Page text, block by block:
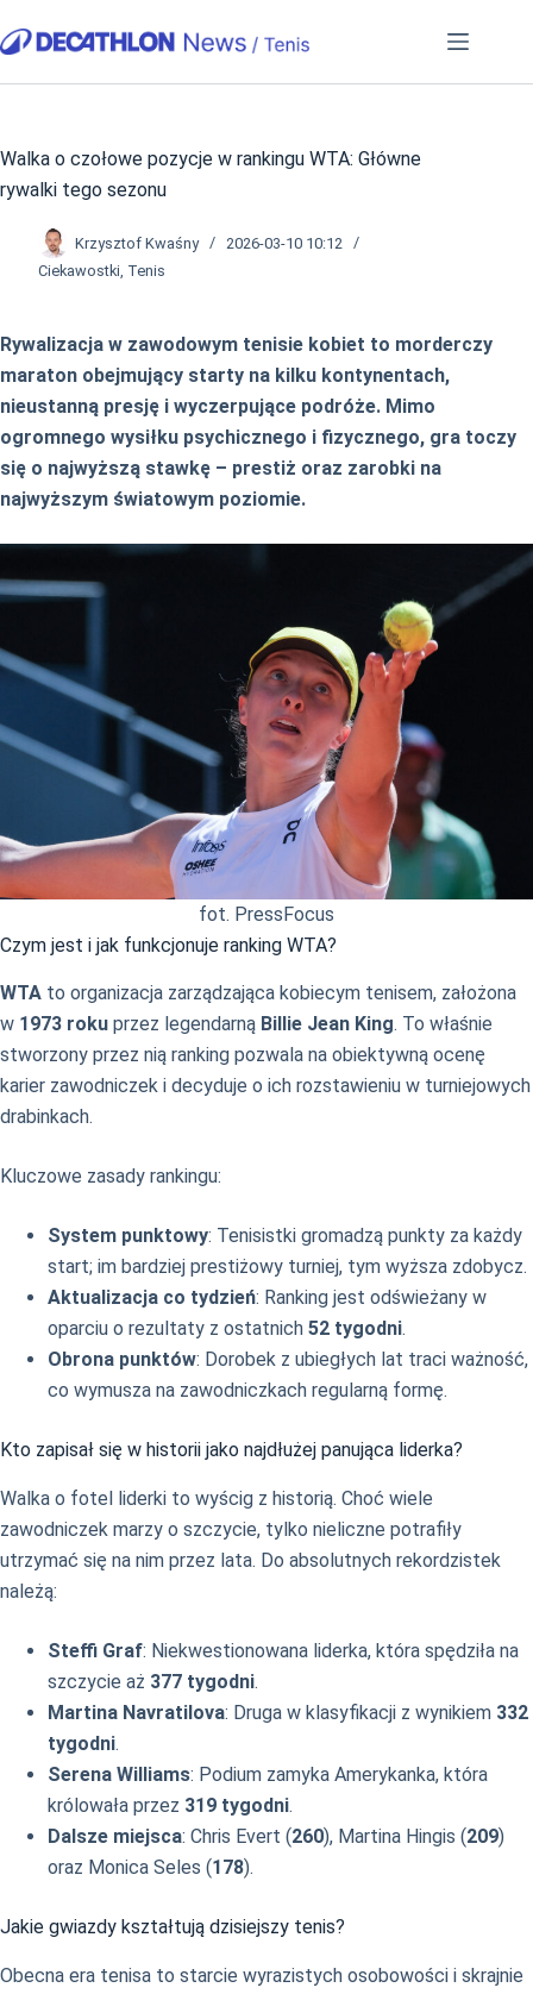
do
Walka o czołowe pozycje w rankingu WTA: Główne
rywalki tego sezonu
Krzysztof Kwaśny
2026-03-10 10:12
Ciekawostki, Tenis
Rywalizacja w zawodowym tenisie kobiet to morderczy
maraton obejmujący starty na kilku kontynentach,
nieustanną presję i wyczerpujące podróże. Mimo
ogromnego wysiłku psychicznego i fizycznego, gra toczy
się o najwyższą stawkę – prestiż oraz zarobki na
najwyższym światowym poziomie.
fot. PressFocus
Czym jest i jak funkcjonuje ranking WTA?
WTA to organizacja zarządzająca kobiecym tenisem, założona
w 1973 roku przez legendarną Billie Jean King. To właśnie
stworzony przez nią ranking pozwala na obiektywną ocenę
karier zawodniczek i decyduje o ich rozstawieniu w turniejowych
drabinkach.
Kluczowe zasady rankingu:
System punktowy: Tenisistki gromadzą punkty za każdy
start; im bardziej prestiżowy turniej, tym wyższa zdobycz.
Aktualizacja co tydzień: Ranking jest odświeżany w
oparciu o rezultaty z ostatnich 52 tygodni.
Obrona punktów: Dorobek z ubiegłych lat traci ważność,
co wymusza na zawodniczkach regularną formę.
Kto zapisał się w historii jako najdłużej panująca liderka?
Walka o fotel liderki to wyścig z historią. Choć wiele
zawodniczek marzy o szczycie, tylko nieliczne potrafiły
utrzymać się na nim przez lata. Do absolutnych rekordzistek
należą:
Steffi Graf: Niekwestionowana liderka, która spędziła na
szczycie aż 377 tygodni.
Martina Navratilova: Druga w klasyfikacji z wynikiem 332
tygodni.
Serena Williams: Podium zamyka Amerykanka, która
królowała przez 319 tygodni.
Dalsze miejsca: Chris Evert (260), Martina Hingis (209)
oraz Monica Seles (178).
Jakie gwiazdy kształtują dzisiejszy tenis?
Obecna era tenisa to starcie wyrazistych osobowości i skrajnie